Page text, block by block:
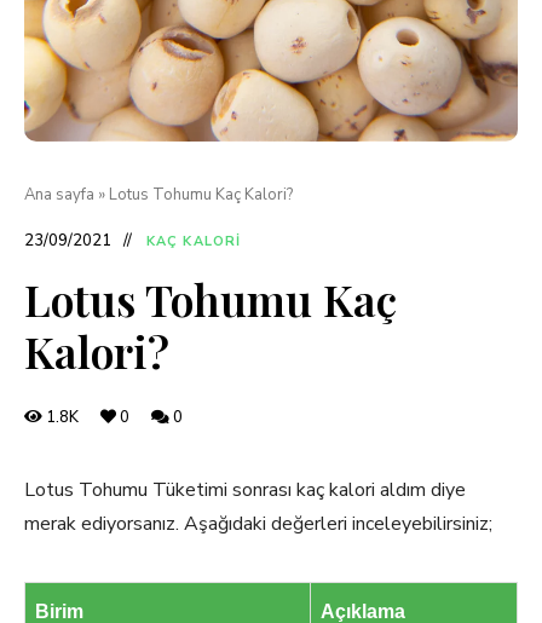
Ana sayfa » Lotus Tohumu Kaç Kalori?
23/09/2021 KAÇ KALORI
Lotus Tohumu Kaç
Kalori?
1.8K 0 0
Lotus Tohumu Tüketimi sonrası kaç kalori aldım diye
merak ediyorsanız. Aşağıdaki değerleri inceleyebilirsiniz;
Birim Açıklama